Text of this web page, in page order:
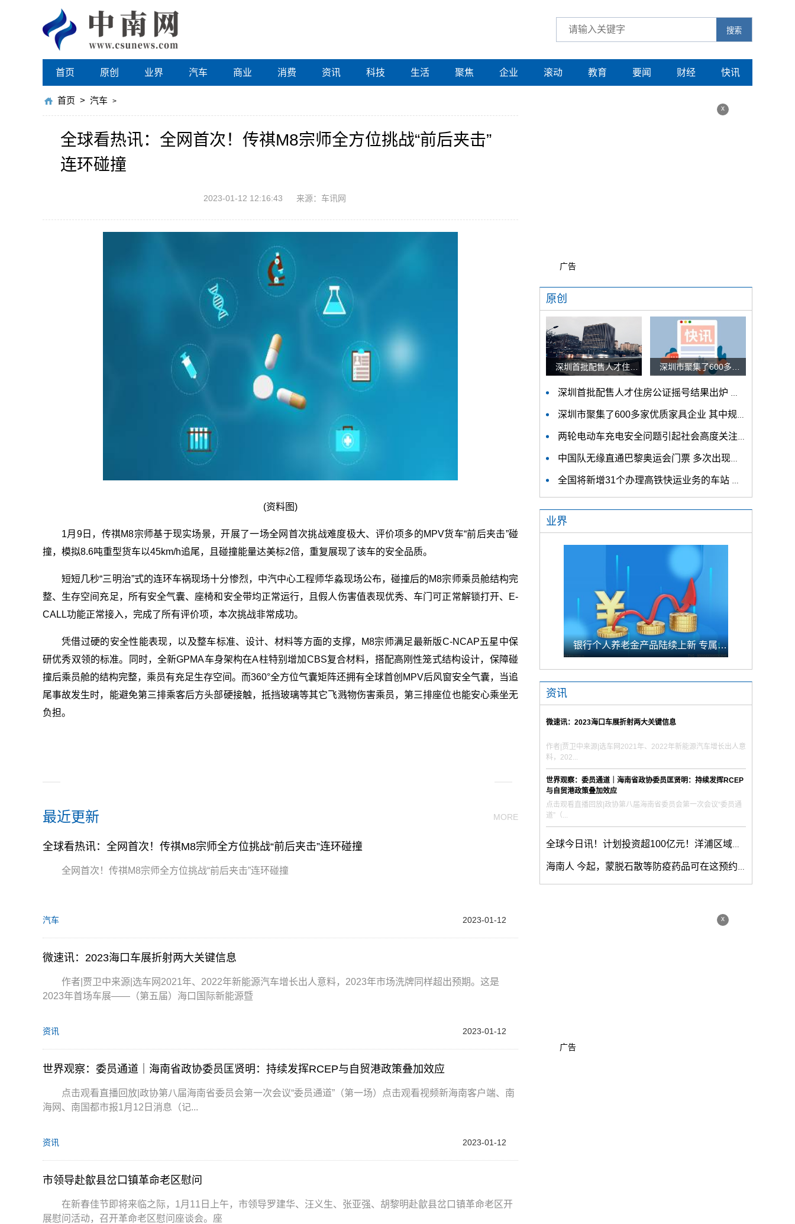
搜索
首页 原创 业界 汽车 商业 消费 资讯 科技 生活 聚焦 企业 滚动 教育 要闻 财经 快讯
首页 > 汽车 >
全球看热讯：全网首次！传祺M8宗师全方位挑战“前后夹击”
连环碰撞
2023-01-12 12:16:43 来源：车讯网
(资料图)
1月9日，传祺M8宗师基于现实场景，开展了一场全网首次挑战难度极大、评价项多的MPV货车“前后夹击”碰
撞，模拟8.6吨重型货车以45km/h追尾，且碰撞能量达美标2倍，重复展现了该车的安全品质。
短短几秒“三明治”式的连环车祸现场十分惨烈，中汽中心工程师华淼现场公布，碰撞后的M8宗师乘员舱结构完
整、生存空间充足，所有安全气囊、座椅和安全带均正常运行，且假人伤害值表现优秀、车门可正常解锁打开、E-
CALL功能正常接入，完成了所有评价项，本次挑战非常成功。
凭借过硬的安全性能表现，以及整车标准、设计、材料等方面的支撑，M8宗师满足最新版C-NCAP五星中保
研优秀双领的标准。同时，全新GPMA车身架构在A柱特别增加CBS复合材料，搭配高刚性笼式结构设计，保障碰
撞后乘员舱的结构完整，乘员有充足生存空间。而360°全方位气囊矩阵还拥有全球首创MPV后风窗安全气囊，当追
尾事故发生时，能避免第三排乘客后方头部硬接触，抵挡玻璃等其它飞溅物伤害乘员，第三排座位也能安心乘坐无
负担。
最近更新 MORE
全球看热讯：全网首次！传祺M8宗师全方位挑战“前后夹击”连环碰撞
全网首次！传祺M8宗师全方位挑战“前后夹击”连环碰撞
汽车 2023-01-12
微速讯：2023海口车展折射两大关键信息
作者|贾卫中来源|选车网2021年、2022年新能源汽车增长出人意料，2023年市场洗牌同样超出预期。这是
2023年首场车展——（第五届）海口国际新能源暨
资讯 2023-01-12
世界观察：委员通道｜海南省政协委员匡贤明：持续发挥RCEP与自贸港政策叠加效应
点击观看直播回放|政协第八届海南省委员会第一次会议“委员通道”（第一场）点击观看视频新海南客户端、南
海网、南国都市报1月12日消息（记...
资讯 2023-01-12
市领导赴歙县岔口镇革命老区慰问
在新春佳节即将来临之际，1月11日上午，市领导罗建华、汪义生、张亚强、胡黎明赴歙县岔口镇革命老区开
展慰问活动，召开革命老区慰问座谈会。座
x
广告
原创
深圳首批配售人才住房公证摇号结果出炉 认购家庭将于12月9日起选房
深圳市聚集了600多家优质家具企业 其中规模以上企业占比90%
两轮电动车充电安全问题引起社会高度关注 多措并举强化充电安全监管
中国队无缘直通巴黎奥运会门票 多次出现失误平衡木唐茜靖、罗蕊掉木
全国将新增31个办理高铁快运业务的车站 高铁快运车站将达280个
业界
银行个人养老金产品陆续上新 专属储蓄期限偏1年至5年的中长期
资讯
微速讯：2023海口车展折射两大关键信息
作者|贾卫中来源|选车网2021年、2022年新能源汽车增长出人意
料，202...
世界观察：委员通道｜海南省政协委员匡贤明：持续发挥RCEP
与自贸港政策叠加效应
点击观看直播回放|政协第八届海南省委员会第一次会议“委员通
道”（...
全球今日讯！计划投资超100亿元！洋浦区域国际集装箱枢纽港扩建工程开工
海南人 今起，蒙脱石散等防疫药品可在这预约购买
x
广告